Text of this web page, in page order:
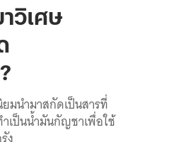
วิเศษ
มนำมาสกัดเป็นสารที่
ำเป็นน้ำมันกัญชาเพื่อใช้